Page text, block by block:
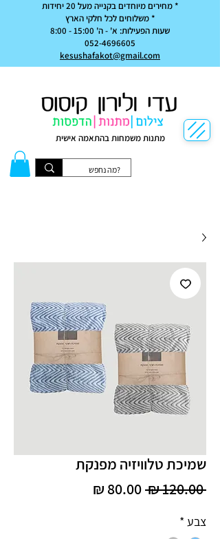
* מחירים מיוחדים בקנייה מעל 20 יחידות
* משלוחים לכל חלקי הארץ
שעות הפעילות: א' - ה' 15:00 - 8:00
052-4696605
kesushafakot@gmail.com
מתנות משמחות בהתאמה אישית
שמיכת טלוויזיה מפנקת
‏120.00 ‏₪
מחיר
צבע *